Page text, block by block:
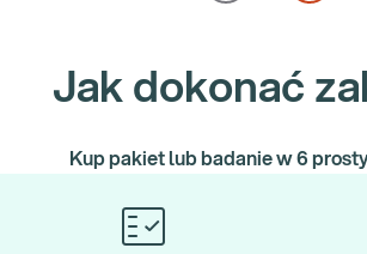
Jak dokonać
Kup pakiet lub badanie w 6